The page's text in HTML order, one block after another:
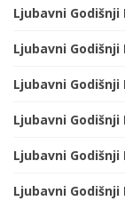
Ljubavni Godišnji
Ljubavni Godišnji
Ljubavni Godišnji
Ljubavni Godišnji
Ljubavni Godišnji
Ljubavni Godišnji